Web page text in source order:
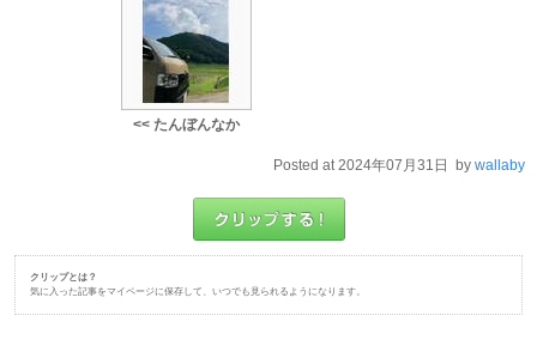
<< たんぼんなか
Posted at 2024年07月31日 by wallaby
クリップとは？
気に入った記事をマイページに保存して、いつでも見られるようになります。